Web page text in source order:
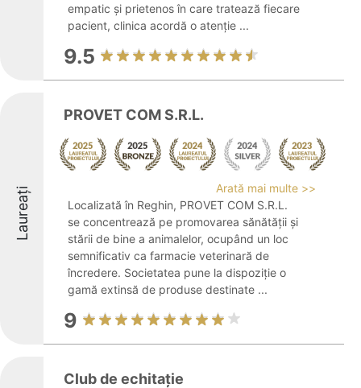
empatic și prietenos în care tratează fiecare
pacient, clinica acordă o atenție ...
9.5
Laureați
PROVET COM S.R.L.
Arată mai multe >>
Localizată în Reghin, PROVET COM S.R.L.
se concentrează pe promovarea sănătății și
stării de bine a animalelor, ocupând un loc
semnificativ ca farmacie veterinară de
încredere. Societatea pune la dispoziție o
gamă extinsă de produse destinate ...
9
Club de echitație